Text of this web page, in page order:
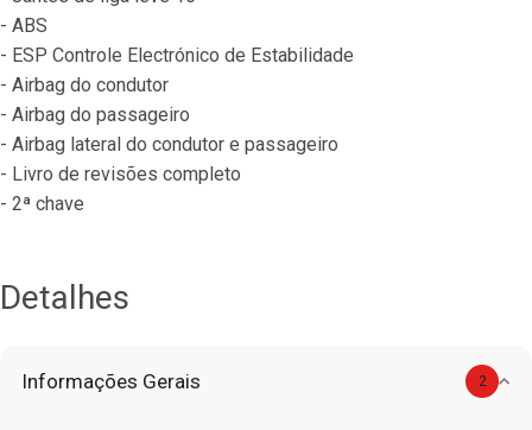
- ABS
- ESP Controle Electrónico de Estabilidade
- Airbag do condutor
- Airbag do passageiro
- Airbag lateral do condutor e passageiro
- Livro de revisões completo
- 2ª chave
Detalhes
Informações Gerais 2